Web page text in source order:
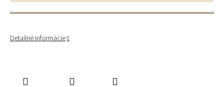
Detailné informácie